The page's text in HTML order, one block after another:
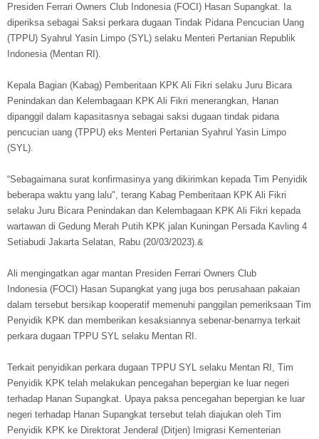
Presiden Ferrari Owners Club Indonesia (FOCI) Hasan Supangkat. Ia
diperiksa sebagai Saksi perkara dugaan Tindak Pidana Pencucian Uang
(TPPU) Syahrul Yasin Limpo (SYL) selaku Menteri Pertanian Republik
Indonesia (Mentan RI).
Kepala Bagian (Kabag) Pemberitaan KPK Ali Fikri selaku Juru Bicara
Penindakan dan Kelembagaan KPK Ali Fikri menerangkan, Hanan
dipanggil dalam kapasitasnya sebagai saksi dugaan tindak pidana
pencucian uang (TPPU) eks Menteri Pertanian Syahrul Yasin Limpo
(SYL).
“Sebagaimana surat konfirmasinya yang dikirimkan kepada Tim Penyidik
beberapa waktu yang lalu", terang Kabag Pemberitaan KPK Ali Fikri
selaku Juru Bicara Penindakan dan Kelembagaan KPK Ali Fikri kepada
wartawan di Gedung Merah Putih KPK jalan Kuningan Persada Kavling 4
Setiabudi Jakarta Selatan, Rabu (20/03/2023).&
Ali mengingatkan agar mantan Presiden Ferrari Owners Club
Indonesia (FOCI) Hasan Supangkat yang juga bos perusahaan pakaian
dalam tersebut bersikap kooperatif memenuhi panggilan pemeriksaan Tim
Penyidik KPK dan memberikan kesaksiannya sebenar-benarnya terkait
perkara dugaan TPPU SYL selaku Mentan RI.
Terkait penyidikan perkara dugaan TPPU SYL selaku Mentan RI, Tim
Penyidik KPK telah melakukan pencegahan bepergian ke luar negeri
terhadap Hanan Supangkat. Upaya paksa pencegahan bepergian ke luar
negeri terhadap Hanan Supangkat tersebut telah diajukan oleh Tim
Penyidik KPK ke Direktorat Jenderal (Ditjen) Imigrasi Kementerian